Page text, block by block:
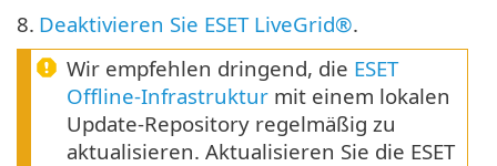
8. Deaktivieren Sie ESET LiveGrid®.
Wir empfehlen dringend, die ESET
Offline-Infrastruktur mit einem lokalen
Update-Repository regelmäßig zu
aktualisieren. Aktualisieren Sie die ESET